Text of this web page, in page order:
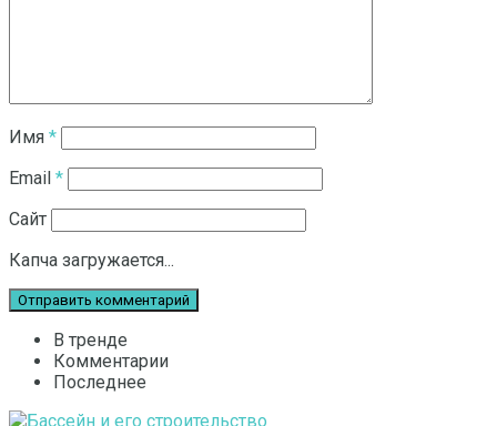
Имя *
Email *
Сайт
Капча загружается...
В тренде
Комментарии
Последнее